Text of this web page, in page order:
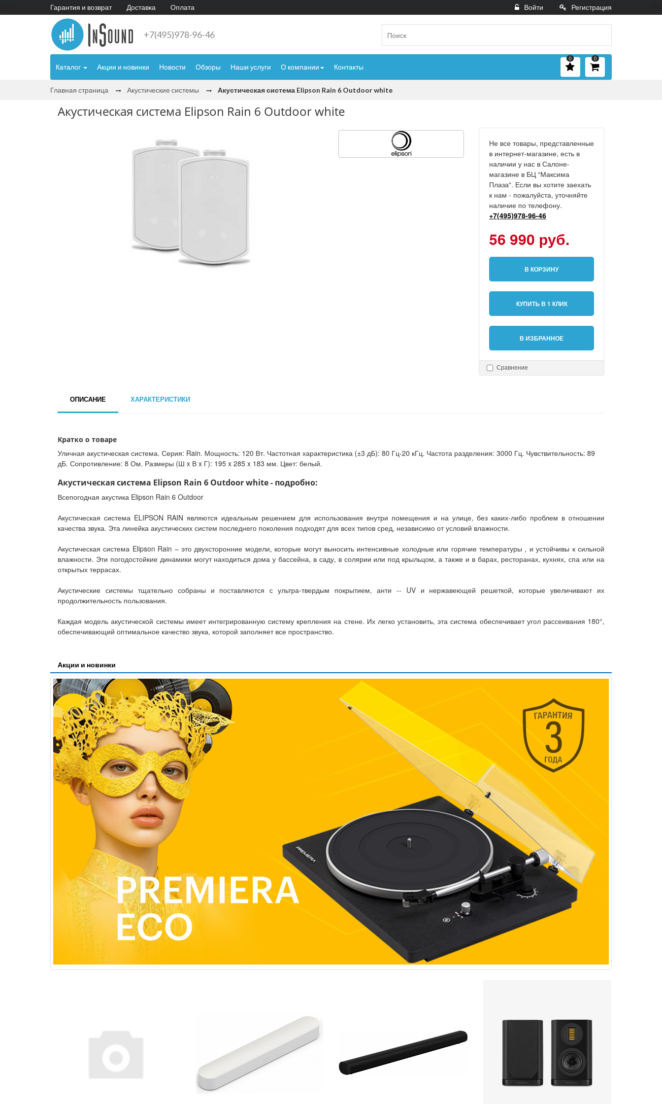
Гарантия и возврат Доставка Оплата Войти Регистрация
+7(495)978-96-46
Каталог Акции и новинки Новости Обзоры Наши услуги О компании Контакты
0
0
Главная страница Акустические системы Акустическая система Elipson Rain 6 Outdoor white
Акустическая система Elipson Rain 6 Outdoor white
Не все товары, представленные
в интернет-магазине, есть в
наличии у нас в Салоне-
магазине в БЦ “Максима
Плаза“. Если вы хотите заехать
к нам - пожалуйста, уточняйте
наличие по телефону.
+7(495)978-96-46
56 990 руб.
В КОРЗИНУ
КУПИТЬ В 1 КЛИК
В ИЗБРАННОЕ
Сравнение
ОПИСАНИЕ ХАРАКТЕРИСТИКИ
Кратко о товаре
Уличная акустическая система. Серия: Rain. Мощность: 120 Вт. Частотная характеристика (±3 дБ): 80 Гц-20 кГц. Частота разделения: 3000 Гц. Чувствительность: 89
дБ. Сопротивление: 8 Ом. Размеры (Ш x В x Г): 195 x 285 x 183 мм. Цвет: белый.
Акустическая система Elipson Rain 6 Outdoor white - подробно:
Всепогодная акустика Elipson Rain 6 Outdoor
Акустическая система ELIPSON RAIN являются идеальным решением для использования внутри помещения и на улице, без каких-либо проблем в отношении
качества звука. Эта линейка акустических систем последнего поколения подходят для всех типов сред, независимо от условий влажности.
Акустическая система Elipson Rain – это двухсторонние модели, которые могут выносить интенсивные холодные или горячие температуры , и устойчивы к сильной
влажности. Эти погодостойкие динамики могут находиться дома у бассейна, в саду, в солярии или под крыльцом, а также и в барах, ресторанах, кухнях, спа или на
открытых террасах.
Акустические системы тщательно собраны и поставляются с ультра-твердым покрытием, анти -- UV и нержавеющей решеткой, которые увеличивают их
продолжительность пользования.
Каждая модель акустической системы имеет интегрированную систему крепления на стене. Их легко установить, эта система обеспечивает угол рассеивания 180°,
обеспечивающий оптимальное качество звука, которой заполняет все пространство.
Акции и новинки